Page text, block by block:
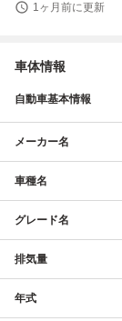
1ヶ月前に更新
車体情報
自動車基本情報
メーカー名
車種名
グレード名
排気量
年式